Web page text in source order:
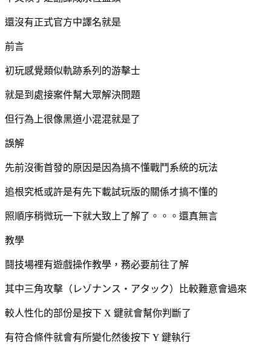
還沒有正式官方中譯名就是
前言
初玩感覺類似軌跡系列的游擊士
就是到處接案件幫大眾解決問題
但行為上很像黑道小混混就是了
誤解
先前沒衝首發的原因是因為搞不懂戰鬥系統的玩法
追根究柢或許是有先下載試玩版的關係才搞不懂的
照順序稍微玩一下就大致上了解了。。。還真無言
教學
鬪技場裡有遊戲操作教學，務必要前往了解
其中三角攻擊（レゾナンス・アタック）比較難意會過來
較人性化的部份是按下 X 鍵就會幫你判斷了
有符合條件就會有所變化然後按下 Y 鍵執行